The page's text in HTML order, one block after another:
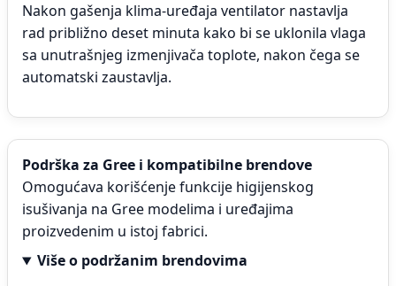
Nakon gašenja klima-uređaja ventilator nastavlja
rad približno deset minuta kako bi se uklonila vlaga
sa unutrašnjeg izmenjivača toplote, nakon čega se
automatski zaustavlja.
Podrška za Gree i kompatibilne brendove
Omogućava korišćenje funkcije higijenskog
isušivanja na Gree modelima i uređajima
proizvedenim u istoj fabrici.
Više o podržanim brendovima